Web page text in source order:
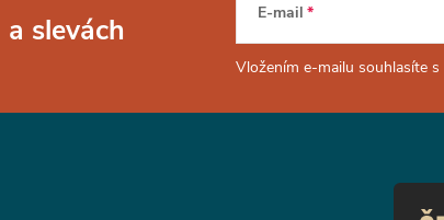
a slevách E-mail
Vložením e-mailu souhlasíte s